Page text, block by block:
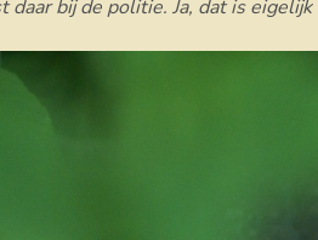
daar bij de politie. Ja, dat is